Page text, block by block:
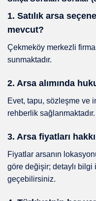
1. Satılık arsa
mevcut?
Çekmeköy merkezli
sunmaktadır.
2. Arsa alımında
Evet, tapu, sözleşme ve
rehberlik sağlanmaktadır.
3. Arsa fiyatları
Fiyatlar arsanın
göre değişir; detaylı
geçebilirsiniz.